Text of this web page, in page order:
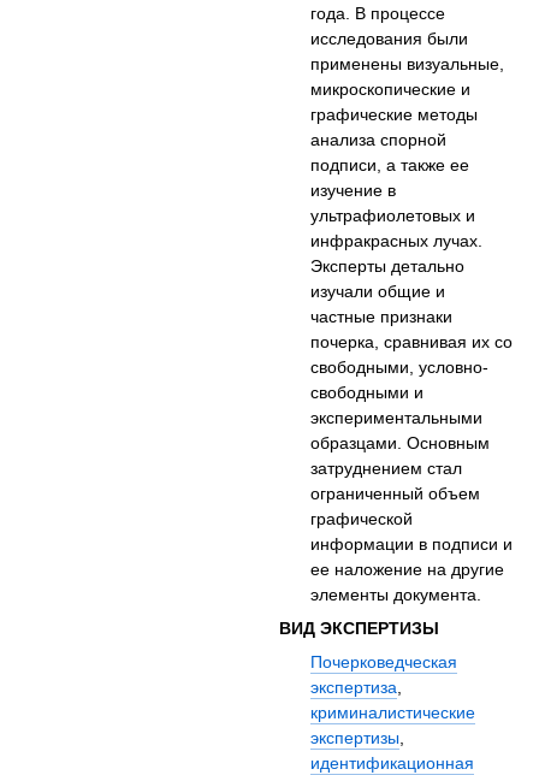
года. В процессе
исследования были
применены визуальные,
микроскопические и
графические методы
анализа спорной
подписи, а также ее
изучение в
ультрафиолетовых и
инфракрасных лучах.
Эксперты детально
изучали общие и
частные признаки
почерка, сравнивая их со
свободными, условно-
свободными и
экспериментальными
образцами. Основным
затруднением стал
ограниченный объем
графической
информации в подписи и
ее наложение на другие
элементы документа.
ВИД ЭКСПЕРТИЗЫ
Почерковедческая
экспертиза,
криминалистические
экспертизы,
идентификационная